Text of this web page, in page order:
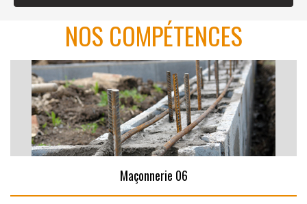
NOS COMPÉTENCES
Maçonnerie 06